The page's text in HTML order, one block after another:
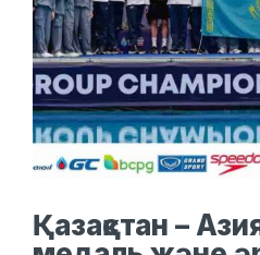
Қазақстан –